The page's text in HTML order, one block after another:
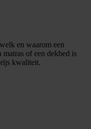
en waarom een
of een dekbed is
kwaliteit.